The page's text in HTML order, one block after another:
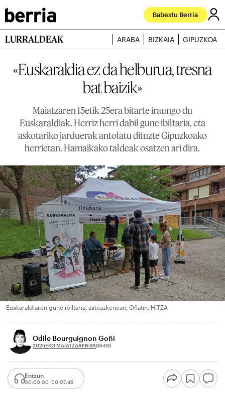
Babestu Berria
LURRALDEAK ARABA BIZKAIA GIPUZKOA
«Euskaraldia ez da helburua, tresna
bat baizik»
Maiatzaren 15etik 25era bitarte iraungo du
Euskaraldiak. Herriz herri dabil gune ibiltaria, eta
askotariko jarduerak antolatu dituzte Gipuzkoako
herrietan. Hamaikako taldeak osatzen ari dira.
Euskaraldiaren gune ibiltaria, asteazkenean, Oñatin. HITZA
Odile Bourguignon Goñi
2025EKO MAIATZAREN 9A05:00
Entzun
00:00:00 00:07:46